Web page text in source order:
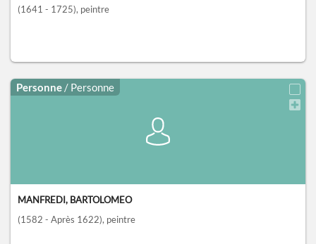
(1641 - 1725), peintre
Personne / Personne
MANFREDI, BARTOLOMEO
(1582 - Après 1622), peintre